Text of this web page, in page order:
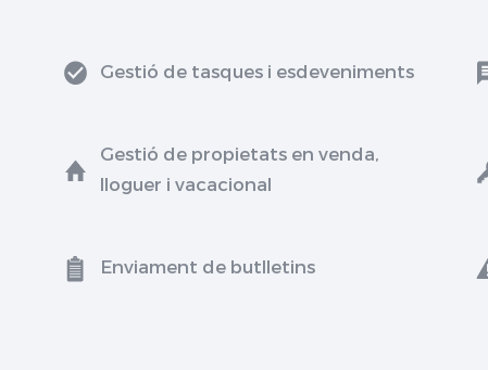
Gestió de tasques i esdeveniments
Gestió de propietats en venda,
lloguer i vacacional
Enviament de butlletins